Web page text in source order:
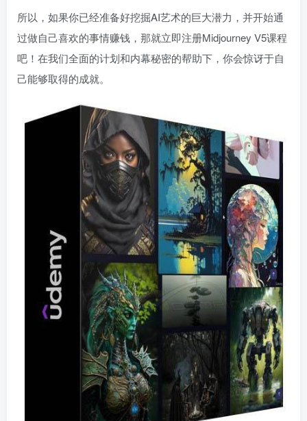
所以，如果你已经准备好挖掘AI艺术的巨大潜力，并开始通
过做自己喜欢的事情赚钱，那就立即注册Midjourney V5课程
吧！在我们全面的计划和内幕秘密的帮助下，你会惊讶于自
己能够取得的成就。